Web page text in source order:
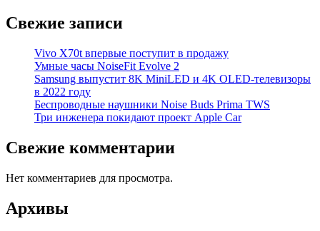
Свежие записи
Vivo X70t впервые поступит в продажу
Умные часы NoiseFit Evolve 2
Samsung выпустит 8K MiniLED и 4K OLED-телевизоры
в 2022 году
Беспроводные наушники Noise Buds Prima TWS
Три инженера покидают проект Apple Car
Свежие комментарии
Нет комментариев для просмотра.
Архивы